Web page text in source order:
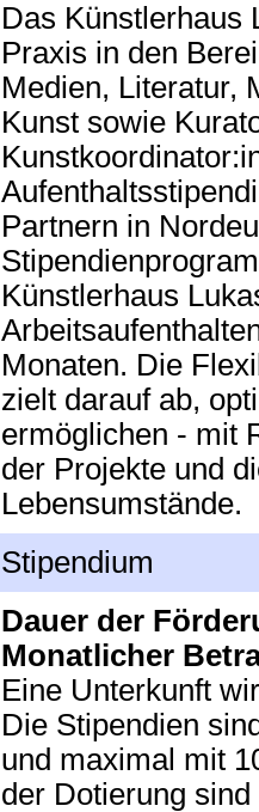
Das Künstlerhaus
Praxis in den
Medien, Literatur,
Kunst sowie
Partnern in
Künstlerhaus
Monaten. Die
zielt darauf ab,
ermöglichen - mit
der Projekte und
Lebensumstände.
Stipendium
Dauer der
Monatlicher
Eine Unterkunft
Die Stipendien
und maximal mit
der Dotierung